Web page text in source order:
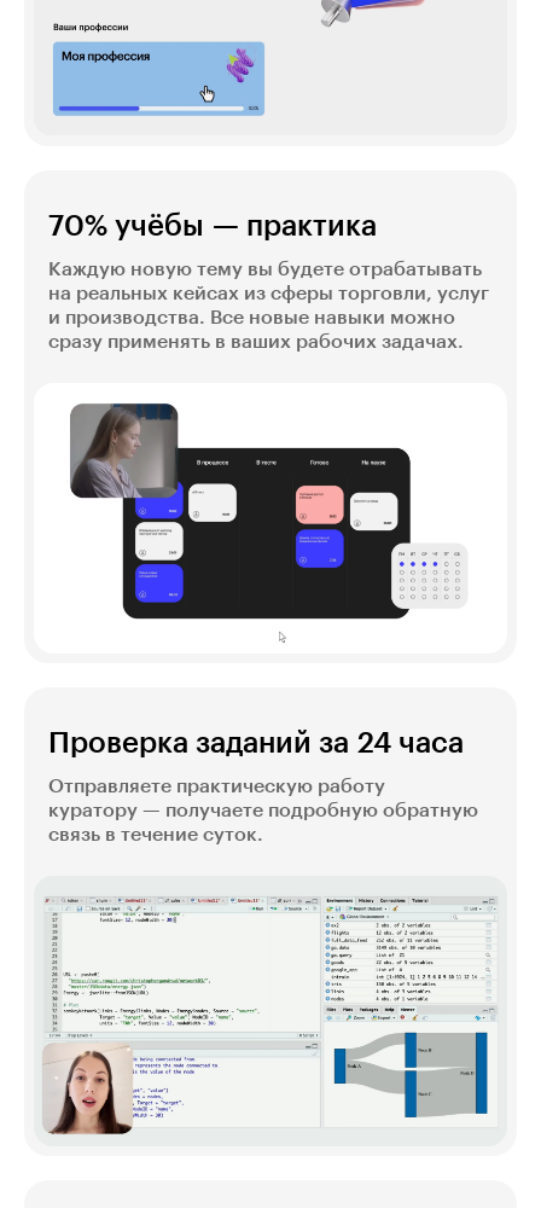
70% учёбы — практика
Каждую новую тему вы будете отрабатывать
на реальных кейсах из сферы торговли, услуг
и производства. Все новые навыки можно
сразу применять в ваших рабочих задачах.
Проверка заданий за 24 часа
Отправляете практическую работу
куратору — получаете подробную обратную
связь в течение суток.